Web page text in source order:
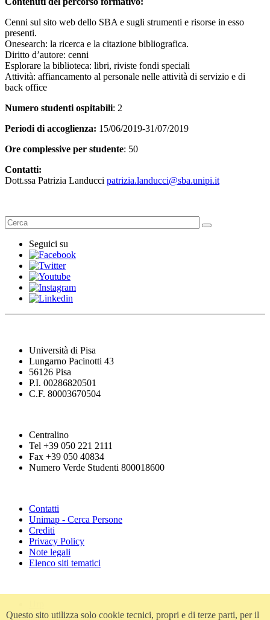
Cenni sul sito web dello SBA e sugli strumenti e risorse in esso
presenti.
Onesearch: la ricerca e la citazione bibliografica.
Diritto d’autore: cenni
Esplorare la biblioteca: libri, riviste fondi speciali
Attività: affiancamento al personale nelle attività di servizio e di
back office
Numero studenti ospitabili: 2
Periodi di accoglienza: 15/06/2019-31/07/2019
Ore complessive per studente: 50
Contatti:
Dott.ssa Patrizia Landucci patrizia.landucci@sba.unipi.it
Seguici su
Università di Pisa
Lungarno Pacinotti 43
56126 Pisa
P.I. 00286820501
C.F. 80003670504
Centralino
Tel +39 050 221 2111
Fax +39 050 40834
Numero Verde Studenti 800018600
Contatti
Unimap - Cerca Persone
Crediti
Privacy Policy
Note legali
Elenco siti tematici
Accessibilità
Questo sito utilizza solo cookie tecnici, propri e di terze parti, per il